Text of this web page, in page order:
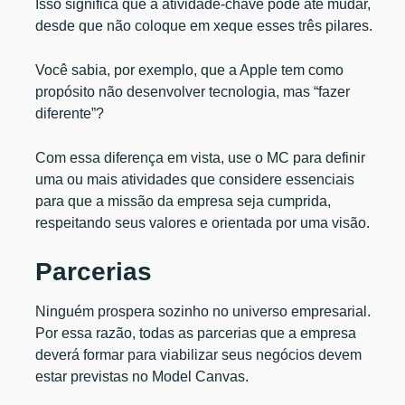
Isso significa que a atividade-chave pode até mudar,
desde que não coloque em xeque esses três pilares.
Você sabia, por exemplo, que a Apple tem como
propósito não desenvolver tecnologia, mas “fazer
diferente”?
Com essa diferença em vista, use o MC para definir
uma ou mais atividades que considere essenciais
para que a missão da empresa seja cumprida,
respeitando seus valores e orientada por uma visão.
Parcerias
Ninguém prospera sozinho no universo empresarial.
Por essa razão, todas as parcerias que a empresa
deverá formar para viabilizar seus negócios devem
estar previstas no Model Canvas.